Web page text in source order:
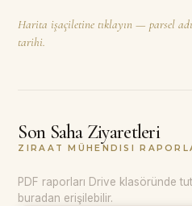
Harita işaçiletine tıklayın — parsel
tarihi.
Son Saha Ziyaretleri
ZIRAAT MÜHENDISI
PDF raporları Drive klasöründe
buradan erişilebilir.